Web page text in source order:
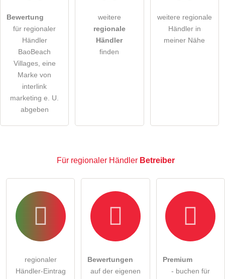
Hinweis: Bitte beachten Sie, öffentliche Fragen sind
alle Besucher sichtbar
Klicken Sie hier um eine
regionaler Händler-Eintrag zu stellen
Bewertung
für regionaler
Händler
BaoBeach
Villages, eine
Marke von
interlink
marketing e. U.
abgeben
weitere
regionale
Händler
finden
weitere regionale
Händler in
meiner Nähe
Für regionaler Händler Betreiber
regionaler
Händler-Eintrag
Bewertungen
auf der eigenen
Premium
- buchen für